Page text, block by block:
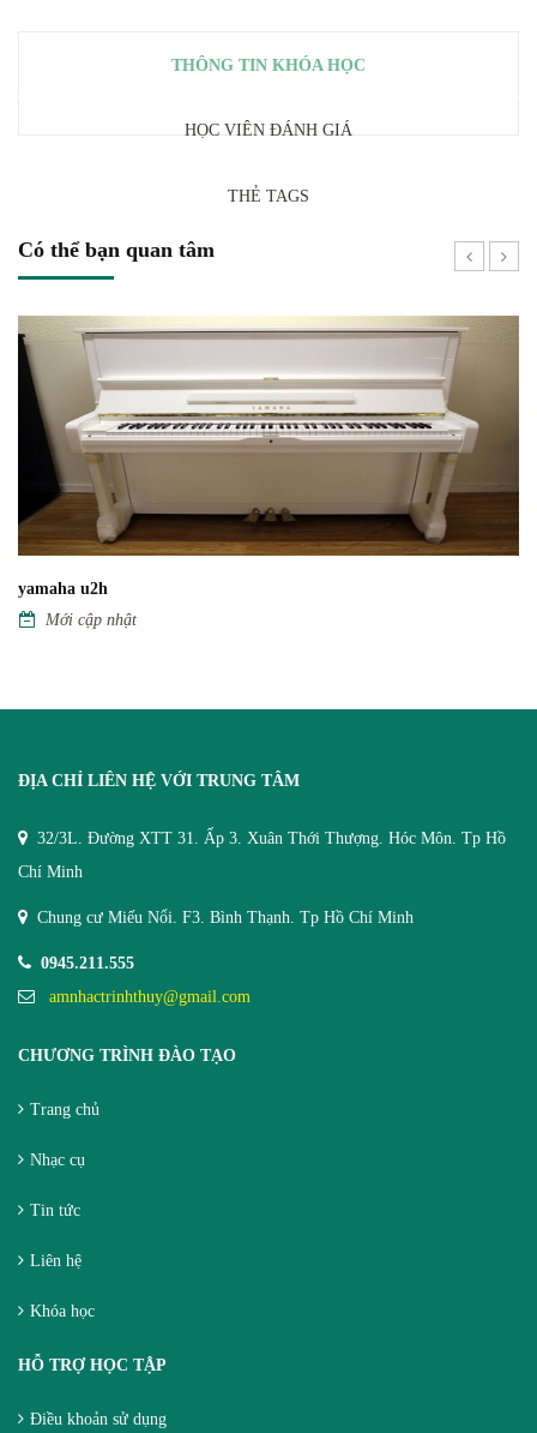
THÔNG TIN KHÓA HỌC
HỌC VIÊN ĐÁNH GIÁ
THẺ TAGS
Có thể bạn quan tâm
yamaha u2h
Mới cập nhật
ĐỊA CHỈ LIÊN HỆ VỚI TRUNG TÂM
32/3L. Đường XTT 31. Ấp 3. Xuân Thới Thượng. Hóc Môn. Tp Hồ
Chí Minh
Chung cư Miếu Nổi. F3. Bình Thạnh. Tp Hồ Chí Minh
0945.211.555
amnhactrinhthuy@gmail.com
CHƯƠNG TRÌNH ĐÀO TẠO
Trang chủ
Nhạc cụ
Tin tức
Liên hệ
Khóa học
HỖ TRỢ HỌC TẬP
Điều khoản sử dụng